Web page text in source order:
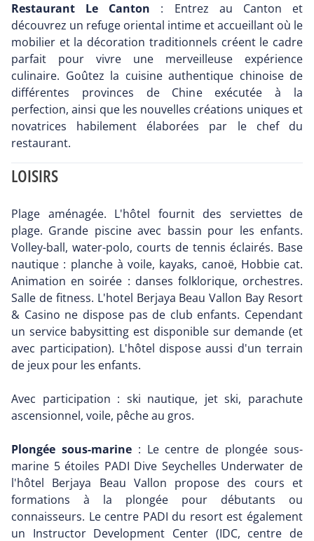
Restaurant Le Canton : Entrez au Canton et
découvrez un refuge oriental intime et accueillant où le
mobilier et la décoration traditionnels créent le cadre
parfait pour vivre une merveilleuse expérience
culinaire. Goûtez la cuisine authentique chinoise de
différentes provinces de Chine exécutée à la
perfection, ainsi que les nouvelles créations uniques et
novatrices habilement élaborées par le chef du
restaurant.
LOISIRS
Plage aménagée. L'hôtel fournit des serviettes de
plage. Grande piscine avec bassin pour les enfants.
Volley-ball, water-polo, courts de tennis éclairés. Base
nautique : planche à voile, kayaks, canoë, Hobbie cat.
Animation en soirée : danses folklorique, orchestres.
Salle de fitness. L'hotel Berjaya Beau Vallon Bay Resort
& Casino ne dispose pas de club enfants. Cependant
un service babysitting est disponible sur demande (et
avec participation). L'hôtel dispose aussi d'un terrain
de jeux pour les enfants.
Avec participation : ski nautique, jet ski, parachute
ascensionnel, voile, pêche au gros.
Plongée sous-marine: Le centre de plongée sous-
marine 5 étoiles PADI Dive Seychelles Underwater de
l'hôtel Berjaya Beau Vallon propose des cours et
formations à la plongée pour débutants ou
connaisseurs. Le centre PADI du resort est également
un Instructor Development Center (IDC, centre de